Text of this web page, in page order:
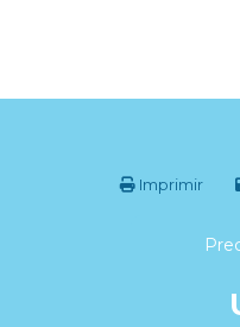
Imprimir